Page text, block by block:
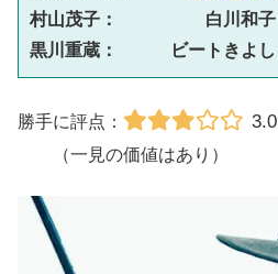
村山茂子：　　　　　白川和子
黒川重蔵：　　　ビートきよし
勝手に評点： 3.0
（一見の価値はあり）